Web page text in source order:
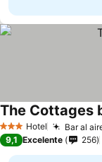
3 Estrellas
Hotel Bar al
The Cottages
9,1 Excelente 256